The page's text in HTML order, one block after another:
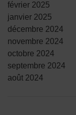
février 2025
janvier 2025
décembre 2024
novembre 2024
octobre 2024
septembre 2024
août 2024